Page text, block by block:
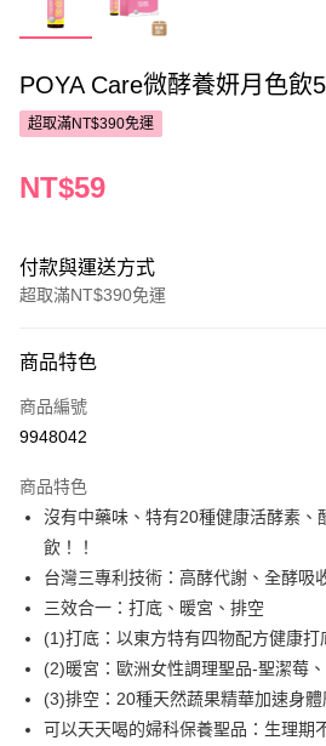
POYA Care微酵養妍月色飲
超取滿NT$390免運
NT$59
付款與運送方式
超取滿NT$390免運
POYA支付
信用卡一次付款
LINE Pay
Apple Pay
街口支付
悠遊付
Google Pay
AFTEE先享後付
商品特色
商品編號
9948042
商品特色
沒有中藥味、特有20種健康活酵素、
飲！！
台灣三專利技術：高酵代謝、全酵吸
三效合一：打底、暖宮、排空
(1)打底：以東方特有四物配方健康打
(2)暖宮：歐洲女性調理聖品-聖潔莓
(3)排空：20種天然蔬果精華加速身體
可以天天喝的婦科保養聖品：生理期